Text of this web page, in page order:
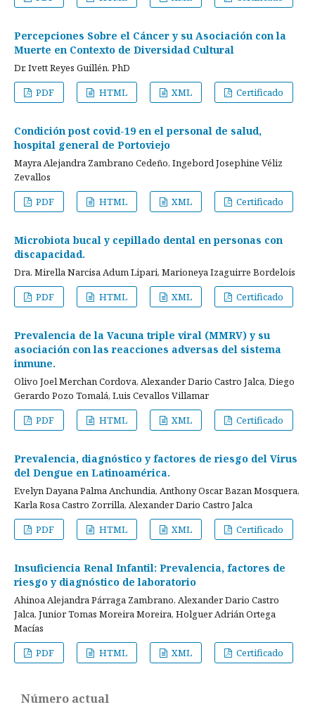
Percepciones Sobre el Cáncer y su Asociación con la
Muerte en Contexto de Diversidad Cultural
Dr. Ivett Reyes Guillén. PhD
PDF
HTML XML Certificado
Condición post covid-19 en el personal de salud,
hospital general de Portoviejo
Mayra Alejandra Zambrano Cedeño, Ingebord Josephine Véliz
Zevallos
PDF
HTML XML Certificado
Microbiota bucal y cepillado dental en personas con
discapacidad.
Dra. Mirella Narcisa Adum Lipari, Marioneya Izaguirre Bordelois
PDF
HTML XML Certificado
Prevalencia de la Vacuna triple viral (MMRV) y su
asociación con las reacciones adversas del sistema
inmune.
Olivo Joel Merchan Cordova, Alexander Dario Castro Jalca, Diego
Gerardo Pozo Tomalá, Luis Cevallos Villamar
PDF
HTML XML Certificado
Prevalencia, diagnóstico y factores de riesgo del Virus
del Dengue en Latinoamérica.
Evelyn Dayana Palma Anchundia, Anthony Oscar Bazan Mosquera,
Karla Rosa Castro Zorrilla, Alexander Dario Castro Jalca
PDF
HTML XML Certificado
Insuficiencia Renal Infantil: Prevalencia, factores de
riesgo y diagnóstico de laboratorio
Ahinoa Alejandra Párraga Zambrano, Alexander Dario Castro
Jalca, Junior Tomas Moreira Moreira, Holguer Adrián Ortega
Macías
PDF
HTML XML Certificado
Número actual